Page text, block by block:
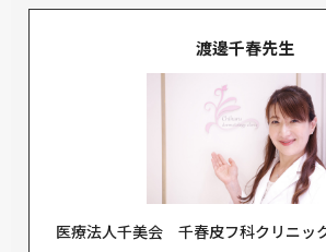
渡邊千春先生
医療法人千美会 千春皮フ科クリニッ